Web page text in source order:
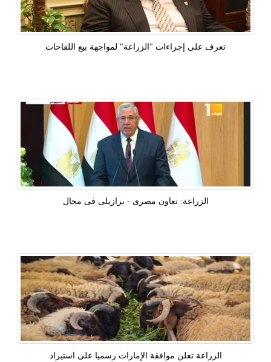
تعرف على إجراءات "الزراعة" لمواجهة بيع اللقاحات
الزراعة: تعاون مصرى - برازيلى فى مجال
الزراعة تعلن موافقة الإمارات رسميا على استيراد